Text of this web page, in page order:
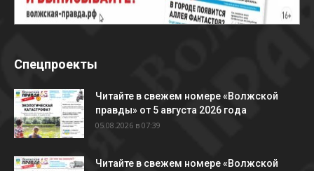
Спецпроекты
Читайте в свежем номере «Волжской
правды» от 5 августа 2026 года
05.08.2026 в 07:39
Читайте в свежем номере «Волжской